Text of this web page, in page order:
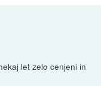
let zelo cenjeni in